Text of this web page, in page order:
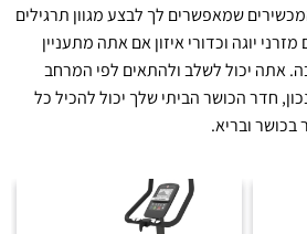
שמאפשרים לך לבצע מגוון תרגילים
יוגה וכדורי איזון אם אתה מתעניין
אתה יכול לשלב ולהתאים לפי המרחב
חדר הכושר הביתי שלך יכול להכיל כל
ובריא.